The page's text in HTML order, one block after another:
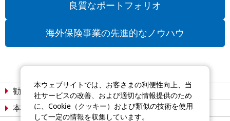
良質なポートフォリオ
海外保険事業の先進的なノウハウ
勧誘方針
個人情報保護宣言
本サイトについて
サイトマップ
本ウェブサイトでは、お客さまの利便性向上、当
社サービスの改善、および適切な情報提供のため
に、Cookie（クッキー）および類似の技術を使用
して一定の情報を収集しています。